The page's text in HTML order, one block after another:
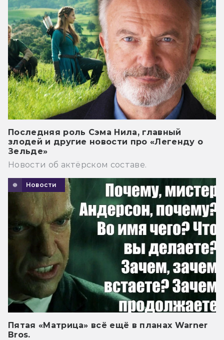
Последняя роль Сэма Нила, главный
злодей и другие новости про «Легенду о
Зельде»
Новости об актёрском составе.
Новости
Пятая «Матрица» всё ещё в планах Warner
Bros.